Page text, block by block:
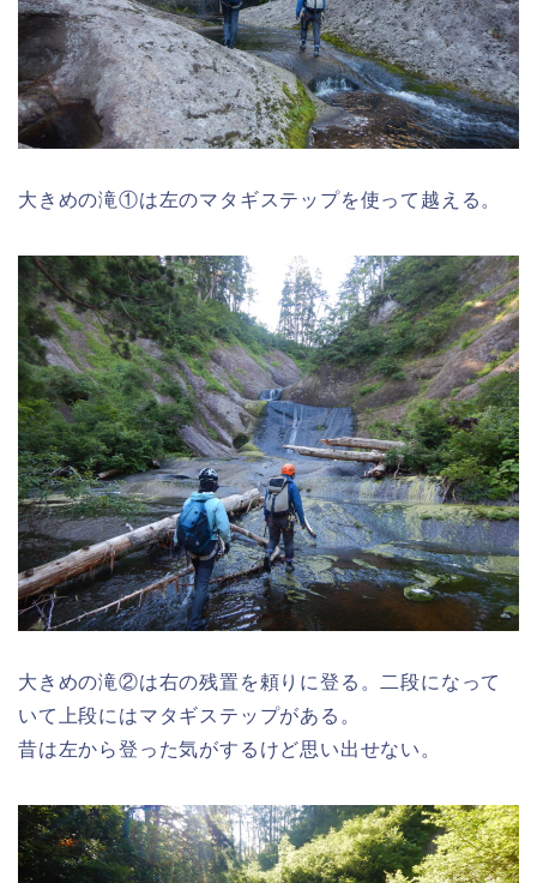
大きめの滝①は左のマタギステップを使って越える。
大きめの滝②は右の残置を頼りに登る。二段になって
いて上段にはマタギステップがある。
昔は左から登った気がするけど思い出せない。